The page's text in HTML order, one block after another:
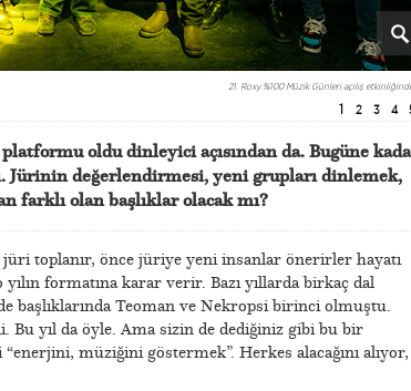
1 2 3 4
21. Roxy %100 Müzik Günleri açılış
oldu dinleyici açısından da. Bugüne
Jürinin değerlendirmesi, yeni grupları dinlemek,
farklı olan başlıklar olacak mı?
toplanır, önce jüriye yeni insanlar önerirler hayatı
formatına karar verir. Bazı yıllarda birkaç dal
başlıklarında Teoman ve Nekropsi birinci olmuştu.
Bu yıl da öyle. Ama sizin de dediğiniz gibi bu bir
müziğini göstermek”. Herkes alacağını alıyor,